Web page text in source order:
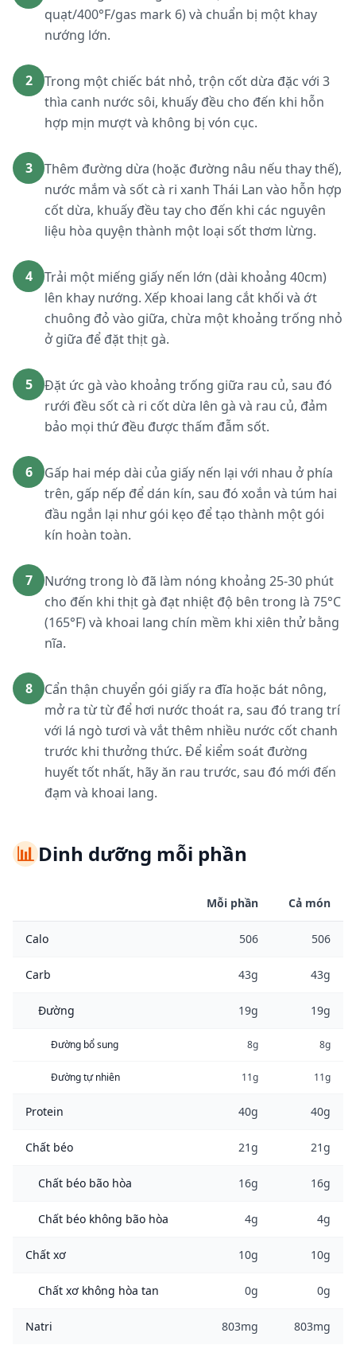
quạt/400°F/gas mark 6) và chuẩn bị một khay
nướng lớn.
2
Trong một chiếc bát nhỏ, trộn cốt dừa đặc với 3
thìa canh nước sôi, khuấy đều cho đến khi hỗn
hợp mịn mượt và không bị vón cục.
3
Thêm đường dừa (hoặc đường nâu nếu thay thế),
nước mắm và sốt cà ri xanh Thái Lan vào hỗn hợp
cốt dừa, khuấy đều tay cho đến khi các nguyên
liệu hòa quyện thành một loại sốt thơm lừng.
4
Trải một miếng giấy nến lớn (dài khoảng 40cm)
lên khay nướng. Xếp khoai lang cắt khối và ớt
chuông đỏ vào giữa, chừa một khoảng trống nhỏ
ở giữa để đặt thịt gà.
5
Đặt ức gà vào khoảng trống giữa rau củ, sau đó
rưới đều sốt cà ri cốt dừa lên gà và rau củ, đảm
bảo mọi thứ đều được thấm đẫm sốt.
6
Gấp hai mép dài của giấy nến lại với nhau ở phía
trên, gấp nếp để dán kín, sau đó xoắn và túm hai
đầu ngắn lại như gói kẹo để tạo thành một gói
kín hoàn toàn.
7
Nướng trong lò đã làm nóng khoảng 25-30 phút
cho đến khi thịt gà đạt nhiệt độ bên trong là 75°C
(165°F) và khoai lang chín mềm khi xiên thử bằng
nĩa.
8
Cẩn thận chuyển gói giấy ra đĩa hoặc bát nông,
mở ra từ từ để hơi nước thoát ra, sau đó trang trí
với lá ngò tươi và vắt thêm nhiều nước cốt chanh
trước khi thưởng thức. Để kiểm soát đường
huyết tốt nhất, hãy ăn rau trước, sau đó mới đến
đạm và khoai lang.
📊Dinh dưỡng mỗi phần
Mỗi phần Cả món
Calo 506 506
Carb 43g 43g
Đường 19g 19g
Đường bổ sung 8g 8g
Đường tự nhiên 11g 11g
Protein 40g 40g
Chất béo 21g 21g
Chất béo bão hòa 16g 16g
Chất béo không bão hòa 4g 4g
Chất xơ 10g 10g
Chất xơ không hòa tan 0g 0g
Natri 803mg 803mg